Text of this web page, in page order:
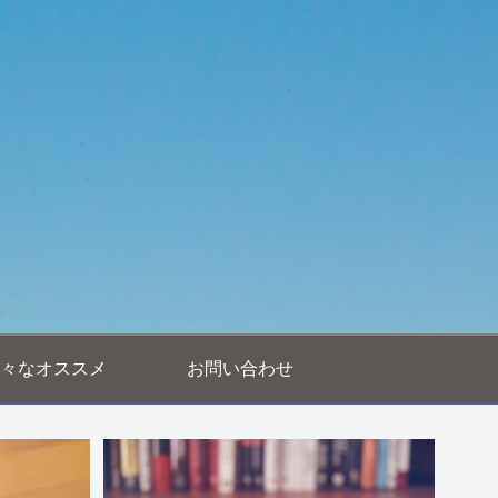
なオススメ お問い合わせ